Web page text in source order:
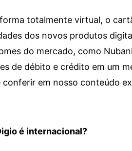
totalmente virtual, o
dos novos produtos
do mercado, como
de débito e crédito em um
conferir em nosso conteúdo
é internacional?